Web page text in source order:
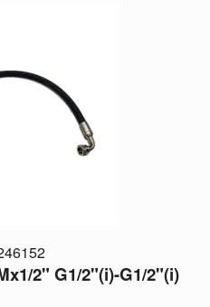
2" G1/2"(i)-G1/2"(i)